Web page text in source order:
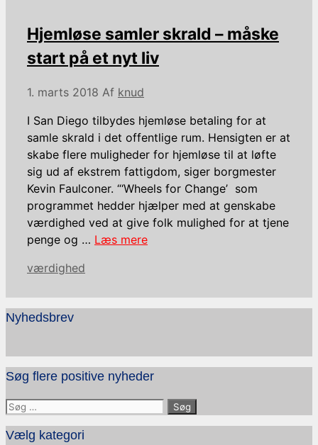
Hjemløse samler skrald – måske
start på et nyt liv
1. marts 2018 Af knud
I San Diego tilbydes hjemløse betaling for at
samle skrald i det offentlige rum. Hensigten er at
skabe flere muligheder for hjemløse til at løfte
sig ud af ekstrem fattigdom, siger borgmester
Kevin Faulconer. “‘Wheels for Change’ som
programmet hedder hjælper med at genskabe
værdighed ved at give folk mulighed for at tjene
penge og … Læs mere
Kategorier
værdighed
Nyhedsbrev
Søg flere positive nyheder
Søg
efter:
Vælg kategori